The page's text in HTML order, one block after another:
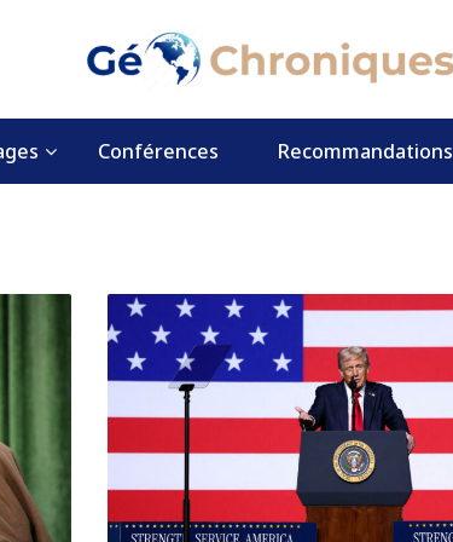
Conférences Recommandations